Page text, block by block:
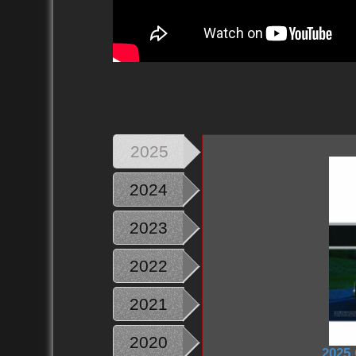
2025
2024
2023
2022
2021
2020